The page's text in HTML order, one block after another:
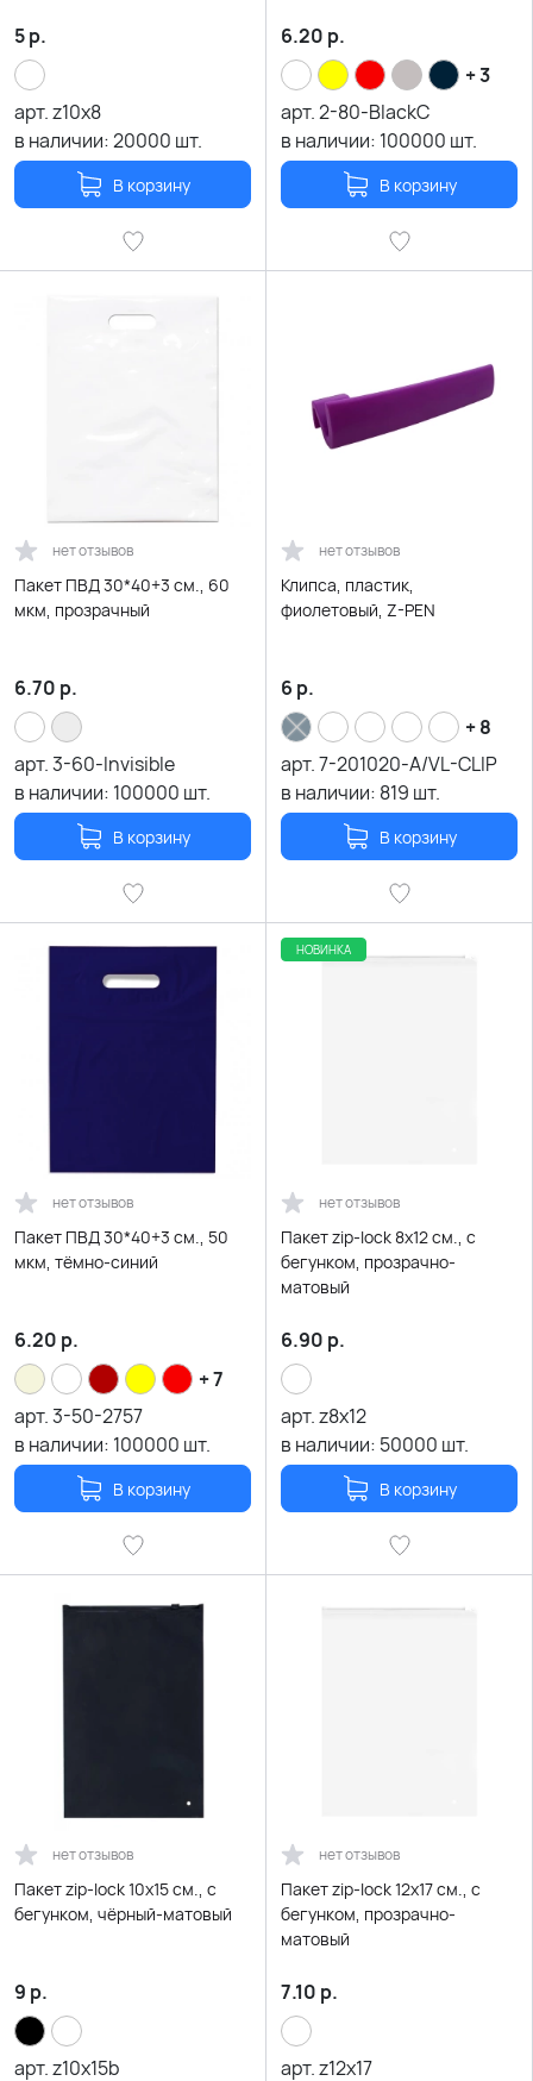
5р.
арт.z10x8
в наличии:20000 шт.
В корзину
6.20 р.
+ 3
арт.2-80-BlackC
в наличии: 100000 шт.
В корзину
нет отзывов
Пакет ПВД 30*40+3 см., 60
мкм, прозрачный
6.70 р.
арт.3-60-Invisible
в наличии: 100000 шт.
В корзину
нет отзывов
Клипса, пластик,
фиолетовый, Z-PEN
6 р.
+ 8
арт.7-201020-A/VL-CLIP
в наличии: 819 шт.
В корзину
нет отзывов
Пакет ПВД 30*40+3 см., 50
мкм, тёмно-синий
6.20 р.
+ 7
арт.3-50-2757
в наличии: 100000 шт.
В корзину
НОВИНКА
нет отзывов
Пакет zip-lock 8х12 см., с
бегунком, прозрачно-
матовый
6.90 р.
арт.z8х12
в наличии: 50000 шт.
В корзину
нет отзывов
Пакет zip-lock 10х15 см., с
бегунком, чёрный-матовый
9 р.
арт.z10x15b
нет отзывов
Пакет zip-lock 12х17 см., с
бегунком, прозрачно-
матовый
7.10 р.
арт.z12x17